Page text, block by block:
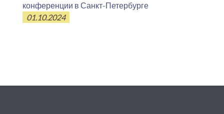
конференции в Санкт-Петербурге
01.10.2024